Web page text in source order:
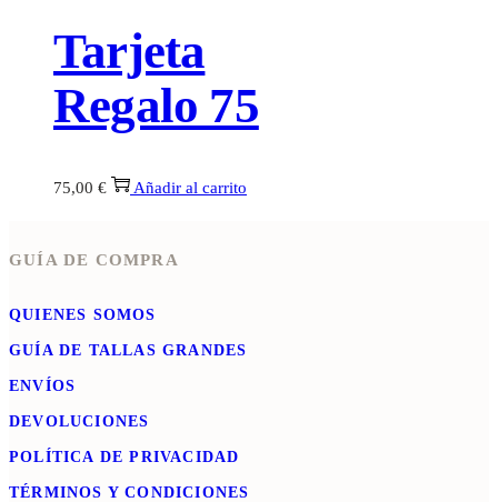
Tarjeta
Regalo 75
75,00 € Añadir al carrito
GUÍA DE COMPRA
QUIENES SOMOS
GUÍA DE TALLAS GRANDES
ENVÍOS
DEVOLUCIONES
POLÍTICA DE PRIVACIDAD
TÉRMINOS Y CONDICIONES